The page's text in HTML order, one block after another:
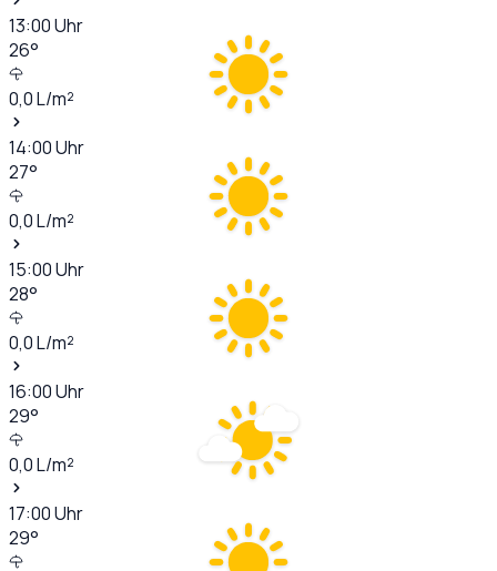
13:00Uhr
26°
0,0L/m²
14:00Uhr
27°
0,0L/m²
15:00Uhr
28°
0,0L/m²
16:00Uhr
29°
0,0L/m²
17:00Uhr
29°